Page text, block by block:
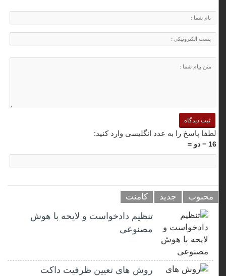
لطفا پاسخ را به عدد انگلیسی وارد کنید:
16 − دو =
محبوب جدید کامنت
تنظیم دادخواست و لایحه با هوش
مصنوعی
روش های تعیین ظرفیت داکت